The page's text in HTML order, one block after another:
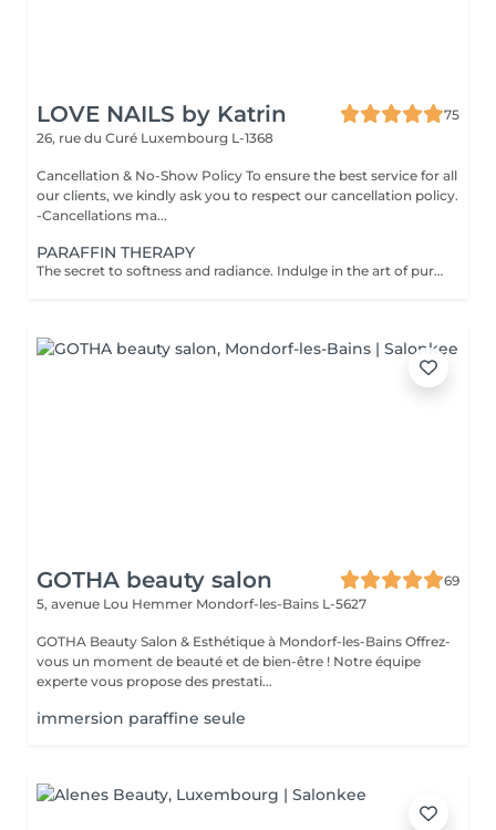
LOVE NAILS by Katrin
75
26, rue du Curé Luxembourg L-1368
Cancellation & No-Show Policy To ensure the best service for all
our clients, we kindly ask you to respect our cancellation policy.
-Cancellations ma...
PARAFFIN THERAPY
The secret to softness and radiance. Indulge in the art of pure rejuvenation with our Paraffin Therapy a deeply nourishing ritual designed to restore silky smoothness and elegant suppleness to your hands or feet. Your experience includes: Refining scrub gently polishes and renews the skin's texture Nourishing cream massage envelops your skin in moisture and relaxation Warm paraffin cocoon seals in hydration while improving circulation and elasticity The result: Satin-soft skin, restored comfort, and a youthful glow that lasts. Perfect as a standalone treatment or the ultimate finishing touch to your manicure or pedicure. A moment of warmth, luxury, and renewal your skin deserves nothing less. Recommended Frequency: For beautifully soft, hydrated skin, enjoy one paraffin therapy session per week for the first few treatments, then every 23 weeks to maintain lasting smoothness and radiance. Contraindications: Not recommended in case of open wounds, inflammation, skin irritation, or infection. Always ensure the skin is healthy and comfortable before treatment.
GOTHA beauty salon
69
5, avenue Lou Hemmer Mondorf-les-Bains L-5627
GOTHA Beauty Salon & Esthétique à Mondorf-les-Bains Offrez-
vous un moment de beauté et de bien-être ! Notre équipe
experte vous propose des prestati...
immersion paraffine seule